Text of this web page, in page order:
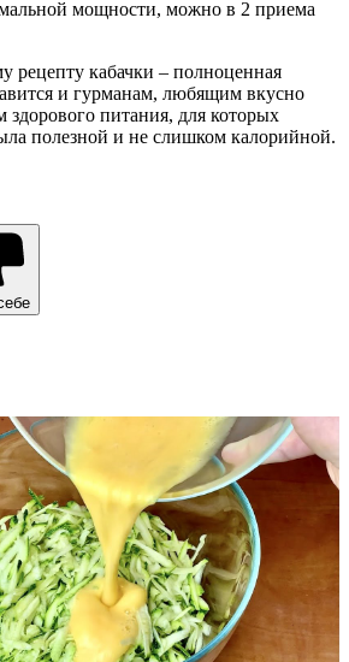
мощности, можно в 2 приема
рецепту кабачки – полноценная
и гурманам, любящим вкусно
здорового питания, для которых
полезной и не слишком калорийной.